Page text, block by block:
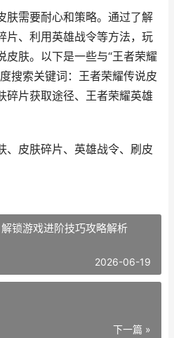
肤需要耐心和策略。通过了解
片、利用英雄战令等方法，玩
皮肤。以下是一些与“王者荣耀
搜索关键词：王者荣耀传说皮
碎片获取途径、王者荣耀英雄
、皮肤碎片、英雄战令、刷皮
锁游戏进阶技巧攻略解析
2026-06-19
下一篇 »